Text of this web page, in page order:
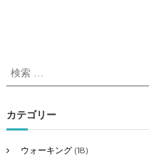
検
索
象
:
カテゴリー
ウォーキング(18)